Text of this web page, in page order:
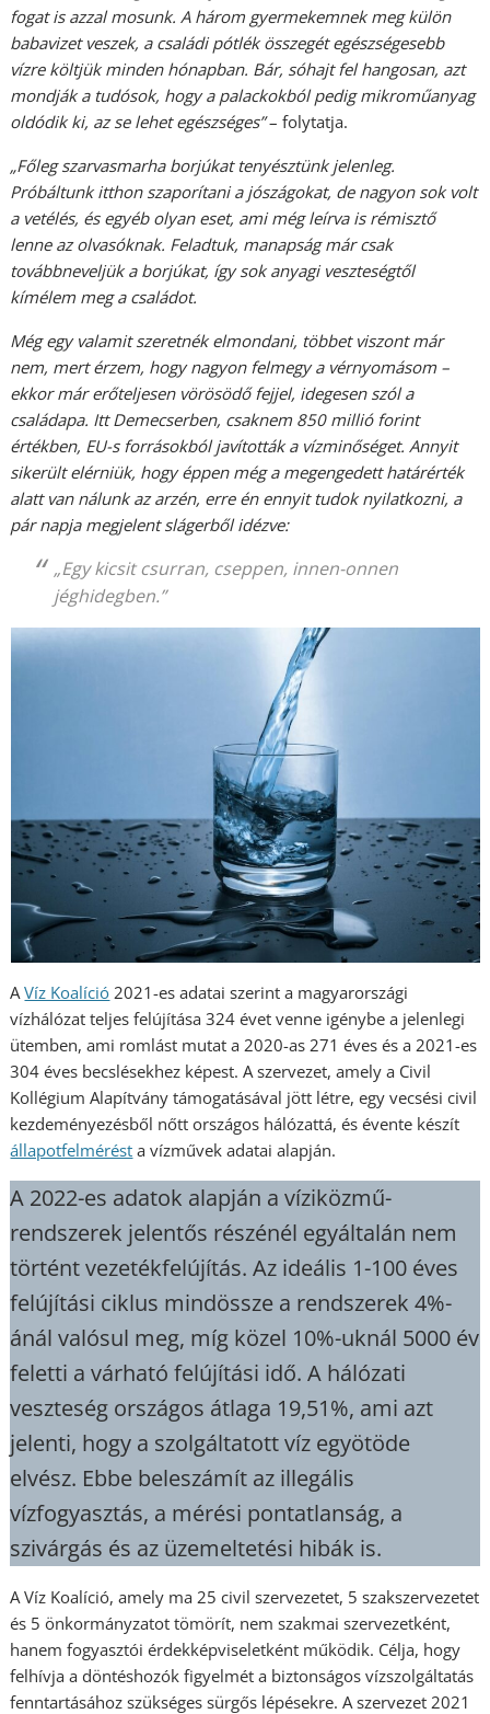
fogat is azzal mosunk. A három gyermekemnek meg külön
babavizet veszek, a családi pótlék összegét egészségesebb
vízre költjük minden hónapban. Bár, sóhajt fel hangosan, azt
mondják a tudósok, hogy a palackokból pedig mikroműanyag
oldódik ki, az se lehet egészséges”– folytatja.
„Főleg szarvasmarha borjúkat tenyésztünk jelenleg.
Próbáltunk itthon szaporítani a jószágokat, de nagyon sok volt
a vetélés, és egyéb olyan eset, ami még leírva is rémisztő
lenne az olvasóknak. Feladtuk, manapság már csak
továbbneveljük a borjúkat, így sok anyagi veszteségtől
kímélem meg a családot.
Még egy valamit szeretnék elmondani, többet viszont már
nem, mert érzem, hogy nagyon felmegy a vérnyomásom –
ekkor már erőteljesen vörösödő fejjel, idegesen szól a
családapa. Itt Demecserben, csaknem 850 millió forint
értékben, EU-s forrásokból javították a vízminőséget. Annyit
sikerült elérniük, hogy éppen még a megengedett határérték
alatt van nálunk az arzén, erre én ennyit tudok nyilatkozni, a
pár napja megjelent slágerből idézve:
„Egy kicsit csurran, cseppen, innen-onnen
jéghidegben.”
AVíz Koalíció 2021-es adatai szerint a magyarországi
vízhálózat teljes felújítása 324 évet venne igénybe a jelenlegi
ütemben, ami romlást mutat a 2020-as 271 éves és a 2021-es
304 éves becslésekhez képest. A szervezet, amely a Civil
Kollégium Alapítvány támogatásával jött létre, egy vecsési civil
kezdeményezésből nőtt országos hálózattá, és évente készít
állapotfelmérést a vízművek adatai alapján.
A 2022-es adatok alapján a víziközmű-
rendszerek jelentős részénél egyáltalán nem
történt vezetékfelújítás. Az ideális 1-100 éves
felújítási ciklus mindössze a rendszerek 4%-
ánál valósul meg, míg közel 10%-uknál 5000 év
feletti a várható felújítási idő. A hálózati
veszteség országos átlaga 19,51%, ami azt
jelenti, hogy a szolgáltatott víz egyötöde
elvész. Ebbe beleszámít az illegális
vízfogyasztás, a mérési pontatlanság, a
szivárgás és az üzemeltetési hibák is.
A Víz Koalíció, amely ma 25 civil szervezetet, 5 szakszervezetet
és 5 önkormányzatot tömörít, nem szakmai szervezetként,
hanem fogyasztói érdekképviseletként működik. Célja, hogy
felhívja a döntéshozók figyelmét a biztonságos vízszolgáltatás
fenntartásához szükséges sürgős lépésekre. A szervezet 2021